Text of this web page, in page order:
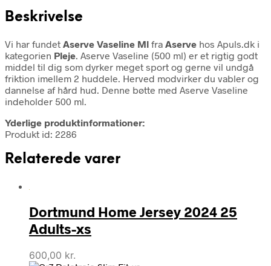
Beskrivelse
Vi har fundet Aserve Vaseline Ml fra Aserve hos Apuls.dk i
kategorien Pleje. Aserve Vaseline (500 ml) er et rigtig godt
middel til dig som dyrker meget sport og gerne vil undgå
friktion imellem 2 huddele. Herved modvirker du vabler og
dannelse af hård hud. Denne bøtte med Aserve Vaseline
indeholder 500 ml.
Yderlige produktinformationer:
Produkt id: 2286
Relaterede varer
Dortmund Home Jersey 2024 25
Adults-xs
600,00 kr.